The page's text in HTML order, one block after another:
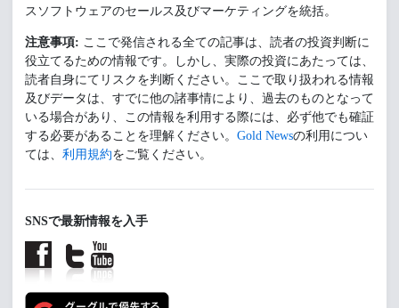
スソフトウェアのセールス及びマーケティングを統括。
注意事項: ここで発信される全ての記事は、読者の投資判断に
役立てるための情報です。しかし、実際の投資にあたっては、
読者自身にてリスクを判断ください。ここで取り扱われる情報
及びデータは、すでに他の諸事情により、過去のものとなって
いる場合があり、この情報を利用する際には、必ず他でも確証
する必要があることを理解ください。 Gold Newsの利用につい
ては、 利用規約をご覧ください。
SNSで最新情報を入手